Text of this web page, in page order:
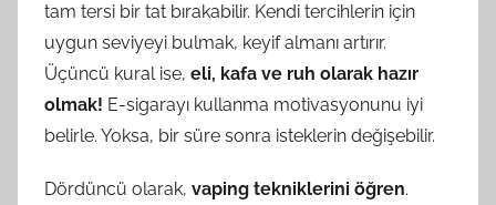
tam tersi bir tat bırakabilir. Kendi tercihlerin için
uygun seviyeyi bulmak, keyif almanı artırır.
Üçüncü kural ise, eli, kafa ve ruh olarak hazır
olmak! E-sigarayı kullanma motivasyonunu iyi
belirle. Yoksa, bir süre sonra isteklerin değişebilir.
Dördüncü olarak, vaping tekniklerini öğren.